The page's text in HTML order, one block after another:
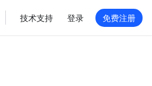
技术支持 登录 免费注册